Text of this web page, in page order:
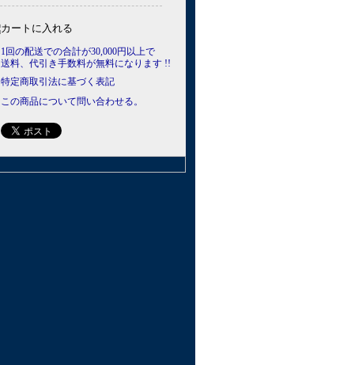
1回の配送での合計が30,000円以上で
送料、代引き手数料が無料になります !!
特定商取引法に基づく表記
この商品について問い合わせる。